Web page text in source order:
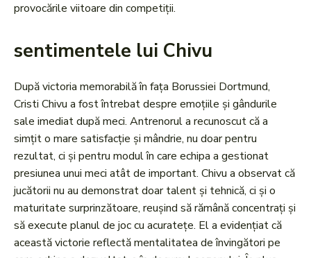
provocările viitoare din competiții.
sentimentele lui Chivu
După victoria memorabilă în fața Borussiei Dortmund,
Cristi Chivu a fost întrebat despre emoțiile și gândurile
sale imediat după meci. Antrenorul a recunoscut că a
simțit o mare satisfacție și mândrie, nu doar pentru
rezultat, ci și pentru modul în care echipa a gestionat
presiunea unui meci atât de important. Chivu a observat că
jucătorii nu au demonstrat doar talent și tehnică, ci și o
maturitate surprinzătoare, reușind să rămână concentrați și
să execute planul de joc cu acuratețe. El a evidențiat că
această victorie reflectă mentalitatea de învingători pe